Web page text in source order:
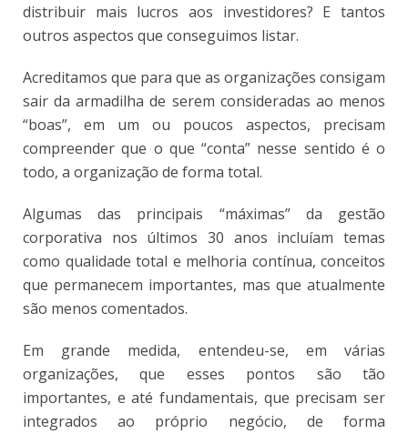
distribuir mais lucros aos investidores? E tantos
outros aspectos que conseguimos listar.
Acreditamos que para que as organizações consigam
sair da armadilha de serem consideradas ao menos
“boas”, em um ou poucos aspectos, precisam
compreender que o que “conta” nesse sentido é o
todo, a organização de forma total.
Algumas das principais “máximas” da gestão
corporativa nos últimos 30 anos incluíam temas
como qualidade total e melhoria contínua, conceitos
que permanecem importantes, mas que atualmente
são menos comentados.
Em grande medida, entendeu-se, em várias
organizações, que esses pontos são tão
importantes, e até fundamentais, que precisam ser
integrados ao próprio negócio, de forma